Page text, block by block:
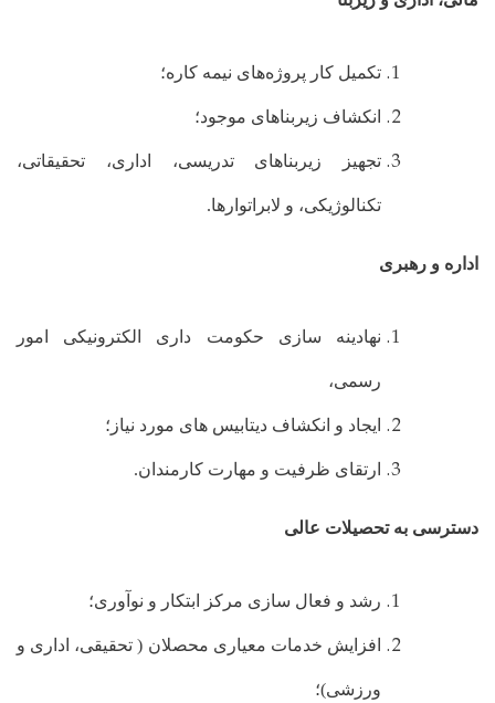
تکمیل کار پروژههای نیمه کاره؛
انکشاف زیربناهای موجود؛
تجهیز زیربناهای تدریسی، اداری، تحقیقاتی،
تکنالوژیکی، و لابراتوارها.
اداره و رهبری
نهادینه سازی حکومت داری الکترونیکی امور
رسمی،
ایجاد و انکشاف دیتابیس های مورد نیاز؛
ارتقای ظرفیت و مهارت کارمندان.
دسترسی به تحصیلات عالی
رشد و فعال سازی مرکز ابتکار و نوآوری؛
افزایش خدمات معیاری محصلان ( تحقیقی، اداری و
ورزشی)؛